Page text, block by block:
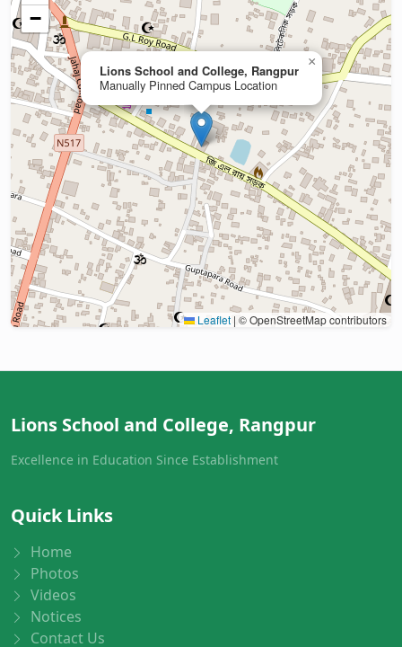
Lions School and College, Rangpur
Manually Pinned Campus Location
×
−
Leaflet | © OpenStreetMap contributors
Lions School and College, Rangpur
Excellence in Education Since Establishment
Quick Links
Home
Photos
Videos
Notices
Contact Us